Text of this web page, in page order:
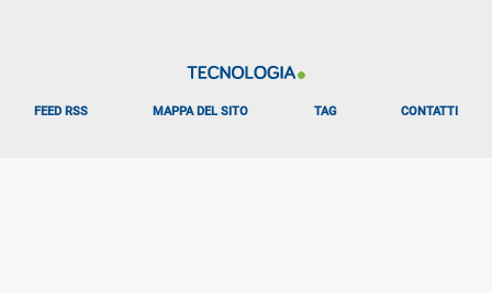
FEED RSS MAPPA DEL SITO TAG CONTATTI